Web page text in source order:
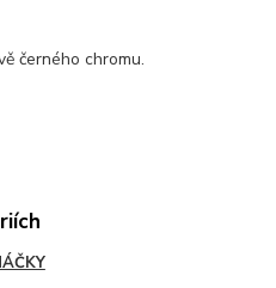
černého chromu.